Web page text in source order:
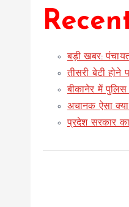
बड़ी खबर:
तीसरी बेटी होने
बीकानेर में
अचानक ऐसा
प्रदेश सरकार